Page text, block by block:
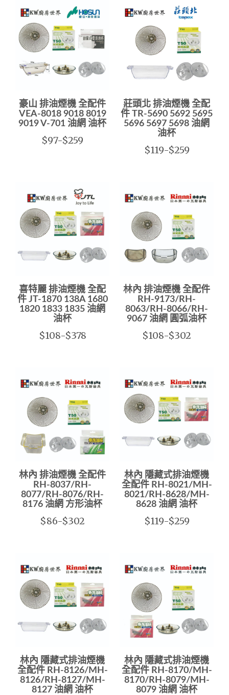
豪山 排油煙機 全配件
VEA-8018 9018 8019
9019 V-701 油網 油杯
$97-$259
莊頭北 排油煙機 全配
件 TR-5690 5692 5695
5696 5697 5698 油網
油杯
$119-$259
喜特麗 排油煙機 全配
件 JT-1870 138A 1680
1820 1833 1835 油網
油杯
$108-$378
林內 排油煙機 全配件
RH-9173/RH-
8063/RH-8066/RH-
9067 油網 圓弧油杯
$108-$302
林內 排油煙機 全配件
RH-8037/RH-
8077/RH-8076/RH-
8176 油網 方形油杯
$86-$302
林內 隱藏式排油煙機
全配件 RH-8021/MH-
8021/RH-8628/MH-
8628 油網 油杯
$119-$259
林內 隱藏式排油煙機
全配件 RH-8126/MH-
8126/RH-8127/MH-
8127 油網 油杯
林內 隱藏式排油煙機
全配件 RH-8170/MH-
8170/RH-8079/MH-
8079 油網 油杯